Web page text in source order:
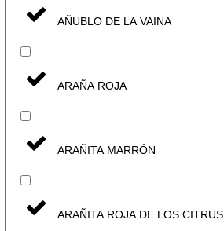
AÑUBLO DE LA VAINA
ARAÑA ROJA
ARAÑITA MARRÓN
ARAÑITA ROJA DE LOS CITRUS